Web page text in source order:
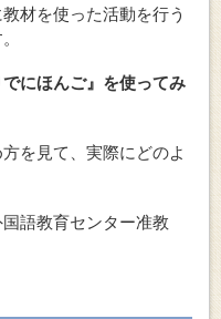
材を使った活動を行う
にほんご』を使ってみ
を見て、実際にどのよ
語教育センター准教